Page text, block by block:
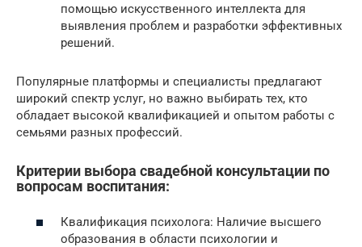
помощью искусственного интеллекта для
выявления проблем и разработки эффективных
решений.
Популярные платформы и специалисты предлагают
широкий спектр услуг, но важно выбирать тех, кто
обладает высокой квалификацией и опытом работы с
семьями разных профессий.
Критерии выбора свадебной консультации по
вопросам воспитания:
Квалификация психолога: Наличие высшего
образования в области психологии и